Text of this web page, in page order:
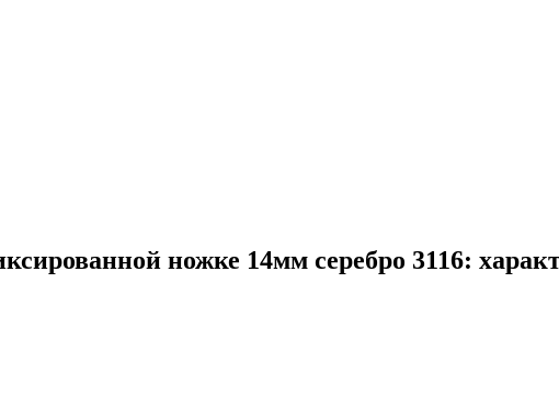
ножке 14мм серебро 3116: